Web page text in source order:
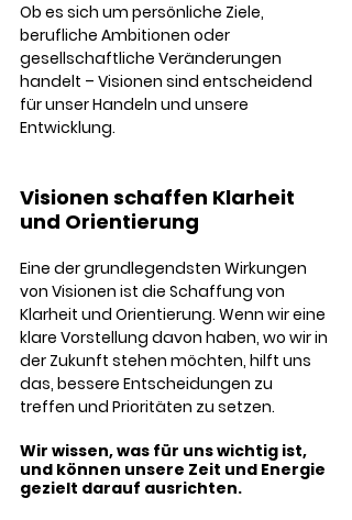
Ob es sich um persönliche Ziele,
berufliche Ambitionen oder
gesellschaftliche Veränderungen
handelt – Visionen sind entscheidend
für unser Handeln und unsere
Entwicklung.
Visionen schaffen Klarheit
und Orientierung
Eine der grundlegendsten Wirkungen
von Visionen ist die Schaffung von
Klarheit und Orientierung. Wenn wir eine
klare Vorstellung davon haben, wo wir in
der Zukunft stehen möchten, hilft uns
das, bessere Entscheidungen zu
treffen und Prioritäten zu setzen.
Wir wissen, was für uns wichtig ist,
und können unsere Zeit und Energie
gezielt darauf ausrichten.